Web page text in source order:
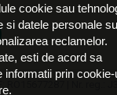
cookie sau
si datele personale
reclamelor.
esti de acord sa
informatii prin cookie-
RO15677287 | Nr. reg.: